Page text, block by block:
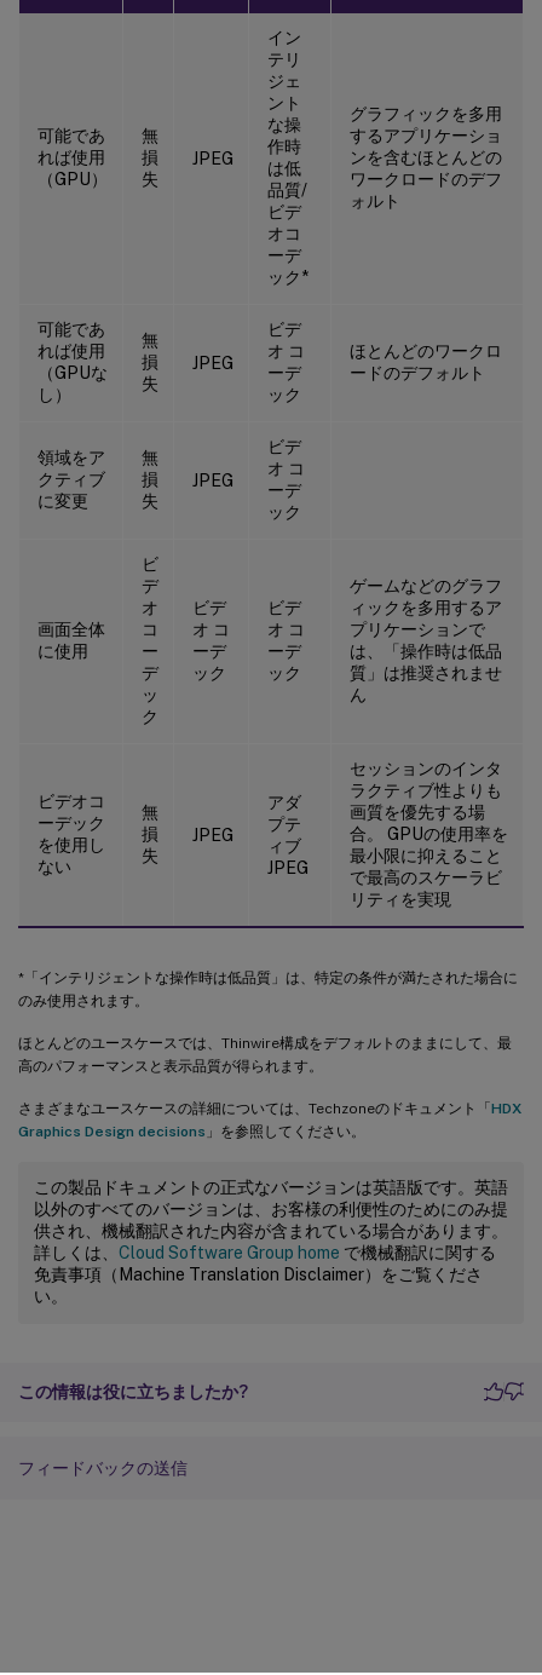
可能であ
れば使用
（GPU）
無
損
失
JPEG
イン
テリ
ジェ
ント
な操
作時
は低
品質/
ビデ
オコ
ーデ
ック*
グラフィックを多用
するアプリケーショ
ンを含むほとんどの
ワークロードのデフ
ォルト
可能であ
れば使用
（GPUな
し）
無
損
失
JPEG
ビデ
オ コ
ーデ
ック
ほとんどのワークロ
ードのデフォルト
領域をア
クティブ
に変更
無
損
失
JPEG
ビデ
オ コ
ーデ
ック
画面全体
に使用
ビ
デ
オ
コ
ー
デ
ッ
ク
ビデ
オ コ
ーデ
ック
ビデ
オ コ
ーデ
ック
ゲームなどのグラフ
ィックを多用するア
プリケーションで
は、「操作時は低品
質」は推奨されませ
ん
ビデオコ
ーデック
を使用し
ない
無
損
失
JPEG
アダ
プテ
ィブ
JPEG
セッションのインタ
ラクティブ性よりも
画質を優先する場
合。 GPUの使用率を
最小限に抑えること
で最高のスケーラビ
リティを実現
*「インテリジェントな操作時は低品質」は、特定の条件が満たされた場合に
のみ使用されます。
ほとんどのユースケースでは、Thinwire構成をデフォルトのままにして、最
高のパフォーマンスと表示品質が得られます。
さまざまなユースケースの詳細については、Techzoneのドキュメント「HDX
Graphics Design decisions 」を参照してください。
この製品ドキュメントの正式なバージョンは英語版です。英語
以外のすべてのバージョンは、お客様の利便性のためにのみ提
供され、機械翻訳された内容が含まれている場合があります。
詳しくは、 Cloud Software Group home で機械翻訳に関する
免責事項（Machine Translation Disclaimer）をご覧くださ
い。
この情報は役に立ちましたか?
フィードバックの送信